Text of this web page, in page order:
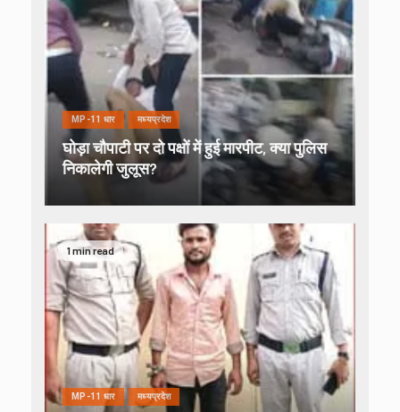
MP-11 धार मध्यप्रदेश
घोड़ा चौपाटी पर दो पक्षों में हुई मारपीट, क्या पुलिस
निकालेगी जुलूस?
1 min read
MP-11 धार मध्यप्रदेश